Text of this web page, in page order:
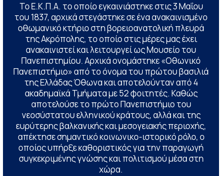
Το Ε.Κ.Π.Α. το οποίο εγκαινιάστηκε στις 3 Μαΐου
του 1837, αρχικά στεγάστηκε σε ένα ανακαινισμένο
οθωμανικό κτήριο στη βορειοανατολική πλευρά
της Ακρόπολης, το οποίο στις μέρες μας έχει
ανακαινιστεί και λειτουργεί ως Μουσείο του
Πανεπιστημίου. Αρχικά ονομάστηκε «Οθωνικό
Πανεπιστήμιο» από το όνομα του πρώτου βασιλιά
της Ελλάδας Όθωνα και αποτελούνταν από 4
ακαδημαϊκά Τμήματα με 52 φοιτητές. Καθώς
αποτελούσε το πρώτο Πανεπιστήμιο του
νεοσύστατου ελληνικού κράτους, αλλά και της
ευρύτερης βαλκανικής και μεσογειακής περιοχής,
απέκτησε σημαντικό κοινωνικο-ιστορικό ρόλο, ο
οποίος υπήρξε καθοριστικός για την παραγωγή
συγκεκριμένης γνώσης και πολιτισμού μέσα στη
χώρα.